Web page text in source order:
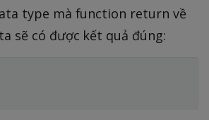
type mà function return về
sẽ có được kết quả đúng: